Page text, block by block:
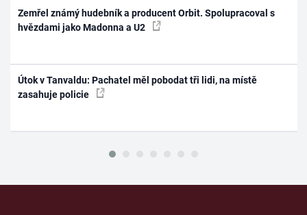
Zemřel známý hudebník a producent Orbit. Spolupracoval s
hvězdami jako Madonna a U2
Útok v Tanvaldu: Pachatel měl pobodat tři lidi, na místě
zasahuje policie